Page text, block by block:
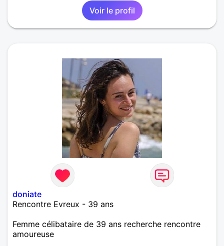
Voir le profil
doniate
Rencontre Evreux - 39 ans
Femme célibataire de 39 ans recherche rencontre
amoureuse